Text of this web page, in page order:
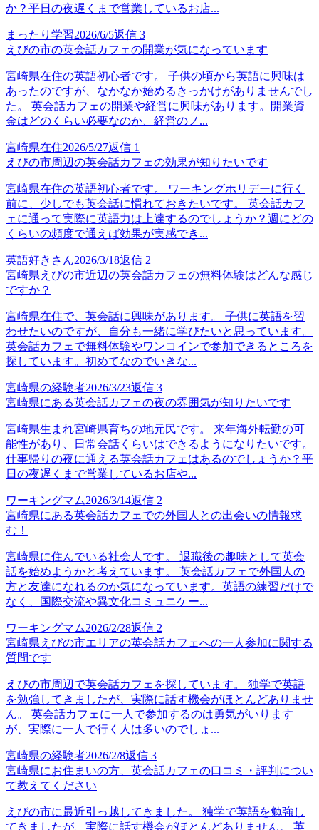
か？平日の夜遅くまで営業しているお店...
まったり学習2026/6/5返信 3
えびの市の英会話カフェの開業が気になっています
宮崎県在住の英語初心者です。 子供の頃から英語に興味は
あったのですが、なかなか始めるきっかけがありませんでし
た。 英会話カフェの開業や経営に興味があります。開業資
金はどのくらい必要なのか、経営のノ...
宮崎県在住2026/5/27返信 1
えびの市周辺の英会話カフェの効果が知りたいです
宮崎県在住の英語初心者です。 ワーキングホリデーに行く
前に、少しでも英会話に慣れておきたいです。 英会話カフ
ェに通って実際に英語力は上達するのでしょうか？週にどの
くらいの頻度で通えば効果が実感でき...
英語好きさん2026/3/18返信 2
宮崎県えびの市近辺の英会話カフェの無料体験はどんな感じ
ですか？
宮崎県在住で、英会話に興味があります。 子供に英語を習
わせたいのですが、自分も一緒に学びたいと思っています。
英会話カフェで無料体験やワンコインで参加できるところを
探しています。初めてなのでいきな...
宮崎県の経験者2026/3/23返信 3
宮崎県にある英会話カフェの夜の雰囲気が知りたいです
宮崎県生まれ宮崎県育ちの地元民です。 来年海外転勤の可
能性があり、日常会話くらいはできるようになりたいです。
仕事帰りの夜に通える英会話カフェはあるのでしょうか？平
日の夜遅くまで営業しているお店や...
ワーキングマム2026/3/14返信 2
宮崎県にある英会話カフェでの外国人との出会いの情報求
む！
宮崎県に住んでいる社会人です。 退職後の趣味として英会
話を始めようかと考えています。 英会話カフェで外国人の
方と友達になれるのか気になっています。英語の練習だけで
なく、国際交流や異文化コミュニケー...
ワーキングマム2026/2/28返信 2
宮崎県えびの市エリアの英会話カフェへの一人参加に関する
質問です
えびの市周辺で英会話カフェを探しています。 独学で英語
を勉強してきましたが、実際に話す機会がほとんどありませ
ん。 英会話カフェに一人で参加するのは勇気がいります
が、実際に一人で行く人は多いのでしょ...
宮崎県の経験者2026/2/8返信 3
宮崎県にお住まいの方、英会話カフェの口コミ・評判につい
て教えてください
えびの市に最近引っ越してきました。 独学で英語を勉強し
てきましたが、実際に話す機会がほとんどありません。 英